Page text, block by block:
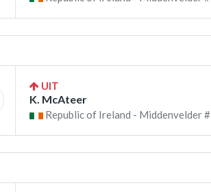
UIT
K. McAteer
Republic of Ireland - Middenvelder #